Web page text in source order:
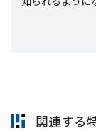
関連する